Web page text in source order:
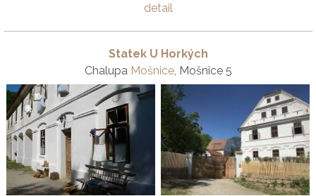
detail
Statek U Horkých
Chalupa Mošnice, Mošnice 5